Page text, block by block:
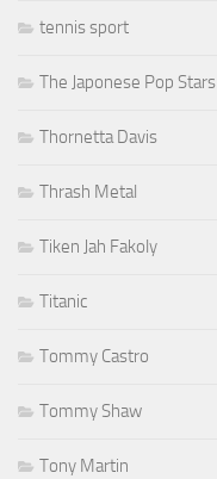
tennis sport
The Japonese Pop Stars
Thornetta Davis
Thrash Metal
Tiken Jah Fakoly
Titanic
Tommy Castro
Tommy Shaw
Tony Martin